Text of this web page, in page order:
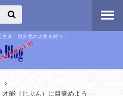
き、自分色の人生を持つ」
能（じぶん）に目覚めよう」